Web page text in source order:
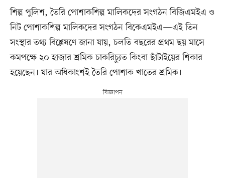
শিল্প পুলিশ, তৈরি পোশাকশিল্প মালিকদের সংগঠন বিজিএমইএ ও
নিট পোশাকশিল্প মালিকদের সংগঠন বিকেএমইএ—এই তিন
সংস্থার তথ্য বিশ্লেষণে জানা যায়, চলতি বছরের প্রথম ছয় মাসে
কমপক্ষে ২০ হাজার শ্রমিক চাকরিচ্যুত কিংবা ছাঁটাইয়ের শিকার
হয়েছেন। যার অধিকাংশই তৈরি পোশাক খাতের শ্রমিক।